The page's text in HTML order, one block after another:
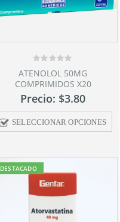
0
out
of
ATENOLOL 50MG
COMPRIMIDOS X20
Precio: $3.80
SELECCIONAR OPCIONES
DESTACADO